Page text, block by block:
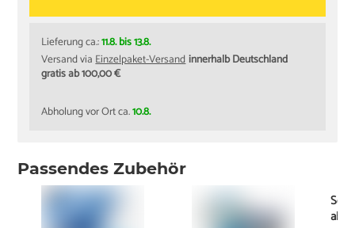
Lieferung ca.:11.8. bis 13.8.
Versand viaEinzelpaket-Versandinnerhalb Deutschland
gratis ab 100,00 €
Abholung vor Ort ca.10.8.
Passendes Zubehör
ab